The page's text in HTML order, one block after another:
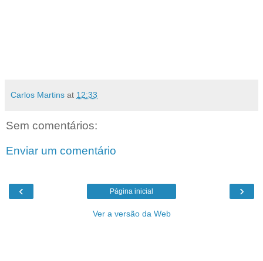
Carlos Martins at 12:33
Sem comentários:
Enviar um comentário
‹ ›
Página inicial
Ver a versão da Web